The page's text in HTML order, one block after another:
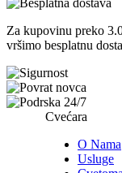
Za kupovinu preko
vršimo besplatnu
Cvećara
O Nama
Usluge